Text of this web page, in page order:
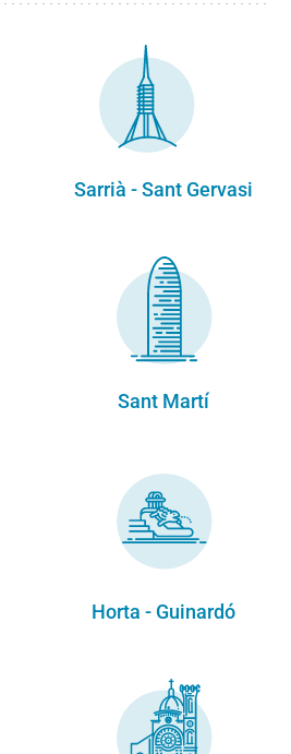
Sarrià - Sant Gervasi
Sant Martí
Horta - Guinardó